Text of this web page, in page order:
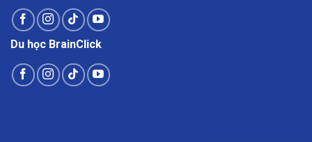
Du học BrainClick